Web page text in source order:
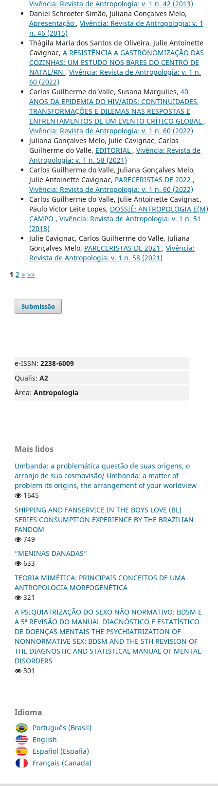
Vivência: Revista de Antropologia: v. 1 n. 42 (2013)
Daniel Schroeter Simão, Juliana Gonçalves Melo,
Apresentação , Vivência: Revista de Antropologia: v. 1
n. 46 (2015)
Thágila Maria dos Santos de Oliveira, Julie Antoinette
Cavignac, A RESISTÊNCIA A GASTRONOMIZAÇÃO DAS
COZINHAS: UM ESTUDO NOS BARES DO CENTRO DE
NATAL/RN , Vivência: Revista de Antropologia: v. 1 n.
60 (2022)
Carlos Guilherme do Valle, Susana Margulies, 40
ANOS DA EPIDEMIA DO HIV/AIDS: CONTINUIDADES,
TRANSFORMAÇÕES E DILEMAS NAS RESPOSTAS E
ENFRENTAMENTOS DE UM EVENTO CRÍTICO GLOBAL ,
Vivência: Revista de Antropologia: v. 1 n. 60 (2022)
Juliana Gonçalves Melo, Julie Cavignac, Carlos
Guilherme do Valle, EDITORIAL , Vivência: Revista de
Antropologia: v. 1 n. 58 (2021)
Carlos Guilherme do Valle, Juliana Gonçalves Melo,
Julie Antoinette Cavignac, PARECERISTAS DE 2022 ,
Vivência: Revista de Antropologia: v. 1 n. 60 (2022)
Carlos Guilherme do Valle, Julie Antoinette Cavignac,
Paulo Victor Leite Lopes, DOSSIÊ: ANTROPOLOGIA E(M)
CAMPO , Vivência: Revista de Antropologia: v. 1 n. 51
(2018)
Julie Cavignac, Carlos Guilherme do Valle, Juliana
Gonçalves Melo, PARECERISTAS DE 2021 , Vivência:
Revista de Antropologia: v. 1 n. 58 (2021)
1 2 > >>
Submissão
e-ISSN: 2238-6009
Qualis: A2
Área: Antropologia
Mais lidos
Umbanda: a problemática questão de suas origens, o
arranjo de sua cosmovisão/ Umbanda: a matter of
problem its origins, the arrangement of your worldview
1645
SHIPPING AND FANSERVICE IN THE BOYS LOVE (BL)
SERIES CONSUMPTION EXPERIENCE BY THE BRAZILIAN
FANDOM
749
“MENINAS DANADAS”
633
TEORIA MIMÉTICA: PRINCIPAIS CONCEITOS DE UMA
ANTROPOLOGIA MORFOGENÉTICA
321
A PSIQUIATRIZAÇÃO DO SEXO NÃO NORMATIVO: BDSM E
A 5ª REVISÃO DO MANUAL DIAGNÓSTICO E ESTATÍSTICO
DE DOENÇAS MENTAIS THE PSYCHIATRIZATION OF
NONNORMATIVE SEX: BDSM AND THE 5TH REVISION OF
THE DIAGNOSTIC AND STATISTICAL MANUAL OF MENTAL
DISORDERS
301
Idioma
Português (Brasil)
English
Español (España)
Français (Canada)